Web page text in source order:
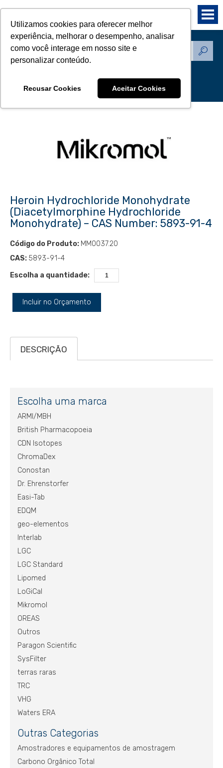
Utilizamos cookies para oferecer melhor
experiência, melhorar o desempenho, analisar
como você interage em nosso site e
personalizar conteúdo.
Recusar Cookies Aceitar Cookies
Produtos - Padrões de
Heroin Hydrochloride Monohydrate
(Diacetylmorphine Hydrochloride
Monohydrate) – CAS Number: 5893-91-4
Código do Produto: MM0037.20
CAS: 5893-91-4
Escolha a quantidade:
Incluir no Orçamento
DESCRIÇÃO
Escolha uma marca
ARMI/MBH
British Pharmacopoeia
CDN Isotopes
ChromaDex
Conostan
Dr. Ehrenstorfer
Easi-Tab
EDQM
geo-elementos
Interlab
LGC
LGC Standard
Lipomed
LoGiCal
Mikromol
OREAS
Outros
Paragon Scientific
SysFilter
terras raras
TRC
VHG
Waters ERA
Outras Categorias
Amostradores e equipamentos de amostragem
Carbono Orgânico Total